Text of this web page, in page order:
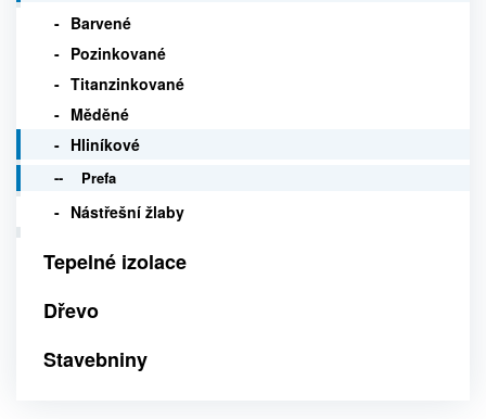
Barvené
Pozinkované
Titanzinkované
Měděné
Hliníkové
Prefa
Nástřešní žlaby
Tepelné izolace
Dřevo
Stavebniny